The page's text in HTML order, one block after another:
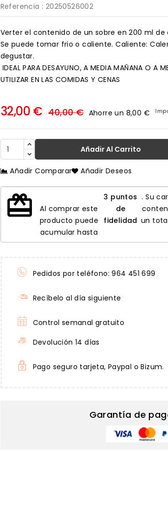
Referencia : 20250526002
Verter el contenido de un sobre en 200 ml
Se puede tomar frio o caliente. Caliente:
degustar.
IDEAL PARA DESAYUNO, A MEDIA MAÑANA O A
UTILIZAR EN LAS COMIDAS Y CENAS
32,00 € 40,00 € Ahorre un 8,00 €
Añadir Al Carrito
Añadir Comparar Añadir Deseos
redeem
Al comprar este
producto puede
acumular hasta
3 puntos
de
fidelidad
. Su
un
Pedidos por teléfono: 964 451 699
Recíbelo al día siguiente
Control semanal gratuito
Devolución 14 días
Pago seguro tarjeta, Paypal o Bizum.
Garantía de